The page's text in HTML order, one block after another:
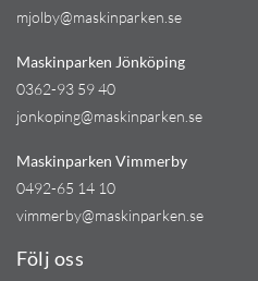
mjolby@maskinparken.se
Maskinparken Jönköping
0362-93 59 40
jonkoping@maskinparken.se
Maskinparken Vimmerby
0492-65 14 10
vimmerby@maskinparken.se
Följ oss